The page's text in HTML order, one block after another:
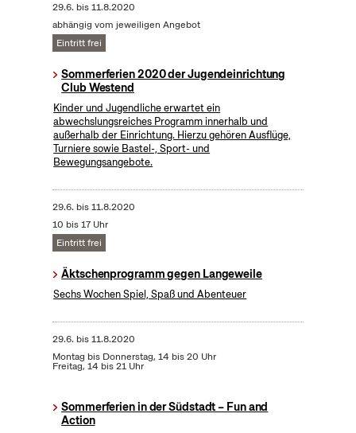
29.6. bis11.8.2020
abhängig vom jeweiligen Angebot
Eintritt frei
Sommerferien 2020 der Jugendeinrichtung
Club Westend
Kinder und Jugendliche erwartet ein
abwechslungsreiches Programm innerhalb und
außerhalb der Einrichtung. Hierzu gehören Ausflüge,
Turniere sowie Bastel-, Sport- und
Bewegungsangebote.
29.6. bis11.8.2020
10 bis 17 Uhr
Eintritt frei
Äktschenprogramm gegen Langeweile
Sechs Wochen Spiel, Spaß und Abenteuer
29.6. bis11.8.2020
Montag bis Donnerstag, 14 bis 20 Uhr
Freitag, 14 bis 21 Uhr
Sommerferien in der Südstadt – Fun and
Action